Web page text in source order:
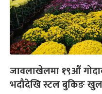
जावलाखेलमा १९औं
भदौदेखि स्टल बुकिङ